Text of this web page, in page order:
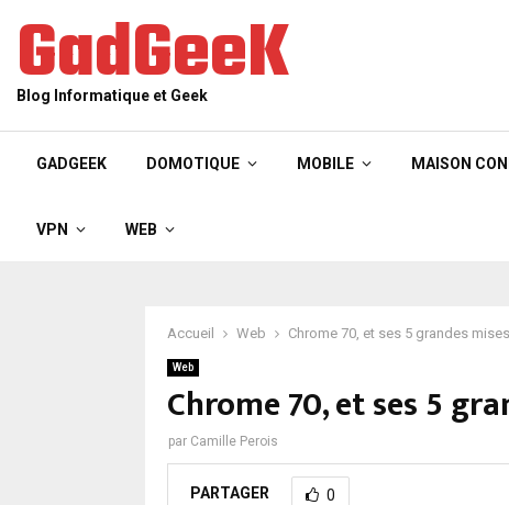
GadGeeK
Blog Informatique et Geek
GADGEEK DOMOTIQUE MOBILE MAISON
VPN WEB
Accueil Web Chrome 70, et ses 5 grandes
Web
Chrome 70, et ses 5
par Camille Perois
PARTAGER 0